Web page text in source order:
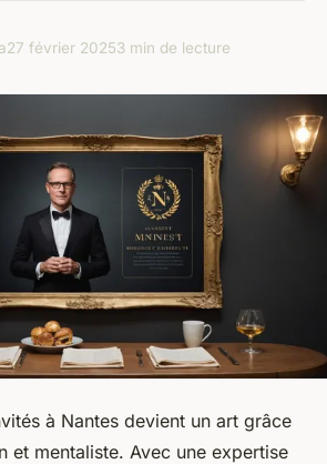
27 février 20253 min de lecture
à Nantes devient un art grâce
et mentaliste. Avec une expertise